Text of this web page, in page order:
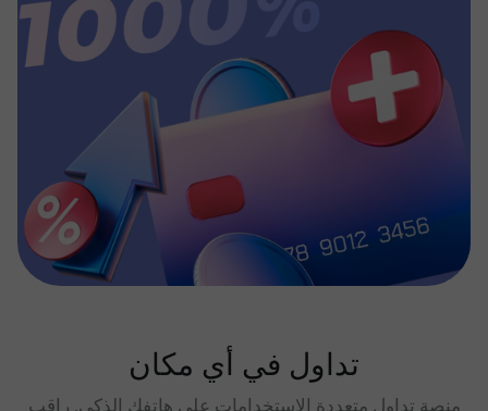
تداول في أي مكان
منصة تداول متعددة الاستخدامات على هاتفك الذكي. راقب